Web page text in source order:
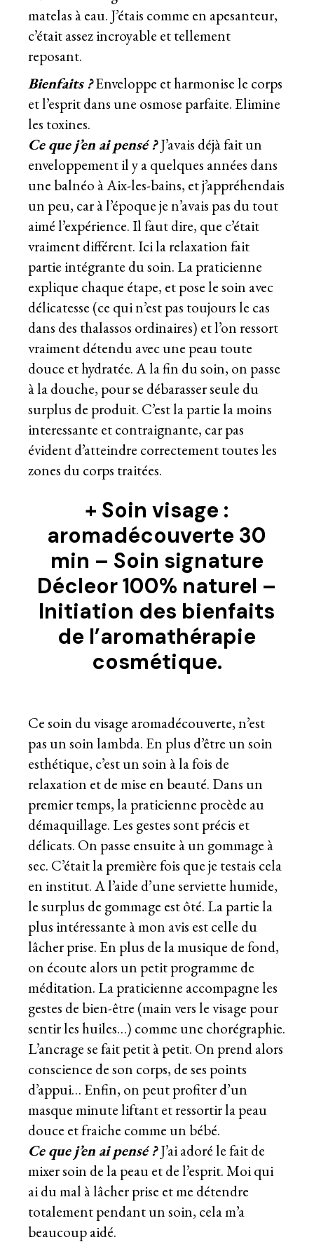
matelas à eau. J’étais comme en apesanteur,
c’était assez incroyable et tellement
reposant.
Bienfaits ?Enveloppe et harmonise le corps
et l’esprit dans une osmose parfaite. Elimine
les toxines.
Ce que j’en ai pensé ?J’avais déjà fait un
enveloppement il y a quelques années dans
une balnéo à Aix-les-bains, et j’appréhendais
un peu, car à l’époque je n’avais pas du tout
aimé l’expérience. Il faut dire, que c’était
vraiment différent. Ici la relaxation fait
partie intégrante du soin. La praticienne
explique chaque étape, et pose le soin avec
délicatesse (ce qui n’est pas toujours le cas
dans des thalassos ordinaires) et l’on ressort
vraiment détendu avec une peau toute
douce et hydratée. A la fin du soin, on passe
à la douche, pour se débarasser seule du
surplus de produit. C’est la partie la moins
interessante et contraignante, car pas
évident d’atteindre correctement toutes les
zones du corps traitées.
+ Soin visage :
aromadécouverte 30
min – Soin signature
Décleor 100% naturel –
Initiation des bienfaits
de l’aromathérapie
cosmétique.
Ce soin du visage aromadécouverte, n’est
pas un soin lambda. En plus d’être un soin
esthétique, c’est un soin à la fois de
relaxation et de mise en beauté. Dans un
premier temps, la praticienne procède au
démaquillage. Les gestes sont précis et
délicats. On passe ensuite à un gommage à
sec. C’était la première fois que je testais cela
en institut. A l’aide d’une serviette humide,
le surplus de gommage est ôté. La partie la
plus intéressante à mon avis est celle du
lâcher prise. En plus de la musique de fond,
on écoute alors un petit programme de
méditation. La praticienne accompagne les
gestes de bien-être (main vers le visage pour
sentir les huiles…) comme une chorégraphie.
L’ancrage se fait petit à petit. On prend alors
conscience de son corps, de ses points
d’appui… Enfin, on peut profiter d’un
masque minute liftant et ressortir la peau
douce et fraiche comme un bébé.
Ce que j’en ai pensé ?J’ai adoré le fait de
mixer soin de la peau et de l’esprit. Moi qui
ai du mal à lâcher prise et me détendre
totalement pendant un soin, cela m’a
beaucoup aidé.